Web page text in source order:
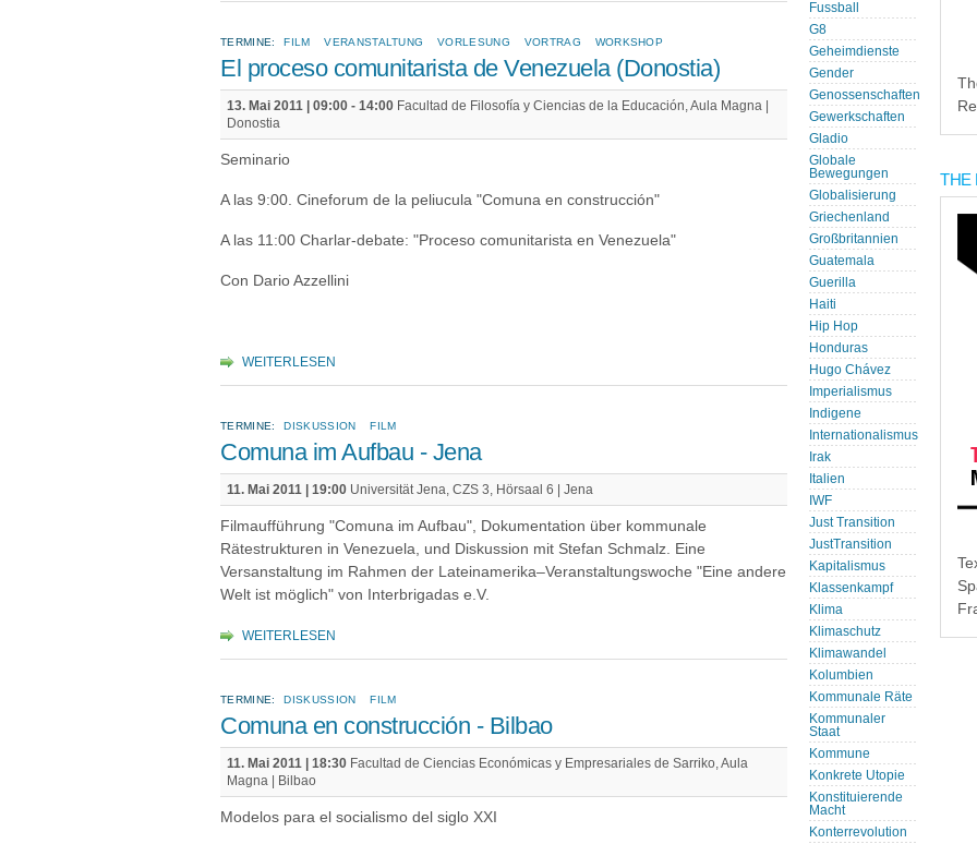
TERMINE: FILM VERANSTALTUNG VORLESUNG VORTRAG WORKSHOP
El proceso comunitarista de Venezuela (Donostia)
13. Mai 2011 | 09:00 - 14:00 Facultad de Filosofía y Ciencias de la Educación, Aula Magna |
Donostia
Seminario
A las 9:00. Cineforum de la peliucula "Comuna en construcción"
A las 11:00 Charlar-debate: "Proceso comunitarista en Venezuela"
Con Dario Azzellini
WEITERLESEN
TERMINE: DISKUSSION FILM
Comuna im Aufbau - Jena
11. Mai 2011 | 19:00 Universität Jena, CZS 3, Hörsaal 6 | Jena
Filmaufführung "Comuna im Aufbau", Dokumentation über kommunale
Rätestrukturen in Venezuela, und Diskussion mit Stefan Schmalz. Eine
Versanstaltung im Rahmen der Lateinamerika–Veranstaltungswoche "Eine andere
Welt ist möglich" von Interbrigadas e.V.
WEITERLESEN
TERMINE: DISKUSSION FILM
Comuna en construcción - Bilbao
11. Mai 2011 | 18:30 Facultad de Ciencias Económicas y Empresariales de Sarriko, Aula
Magna | Bilbao
Modelos para el socialismo del siglo XXI
Fussball
G8
Geheimdienste
Gender
Genossenschaften
Gewerkschaften
Gladio
Globale
Bewegungen
Globalisierung
Griechenland
Großbritannien
Guatemala
Guerilla
Haiti
Hip Hop
Honduras
Hugo Chávez
Imperialismus
Indigene
Internationalismus
Irak
Italien
IWF
Just Transition
JustTransition
Kapitalismus
Klassenkampf
Klima
Klimaschutz
Klimawandel
Kolumbien
Kommunale Räte
Kommunaler
Staat
Kommune
Konkrete Utopie
Konstituierende
Macht
Konterrevolution
THE